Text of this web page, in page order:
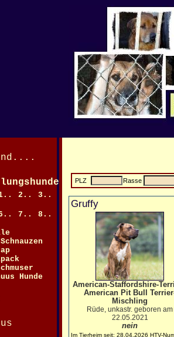
2..
3..
7..
8..
Hunde
PLZ Rasse
Gruffy
American-Staffordshire-
American Pit Bull
Mischling
Rüde, unkastr. geboren am
22.05.2021
nein
Im Tierheim seit: 28.04.2026 HTV-